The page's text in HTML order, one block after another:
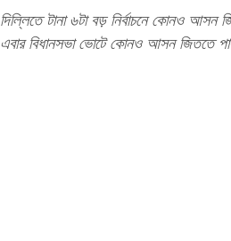
দিল্লিতে টানা ৬টা বড় নির্বাচনে কোনও
এবার বিধানসভা ভোটে কোনও আসন জিততে